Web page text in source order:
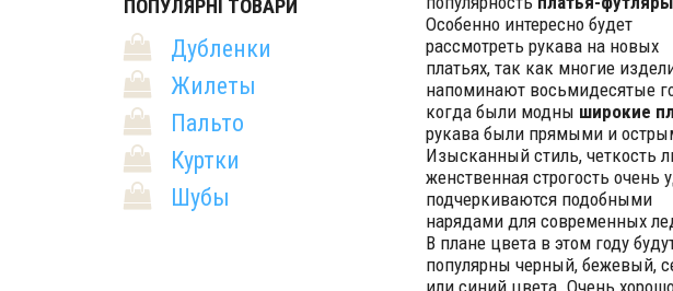
Особенно интересно будет
рассмотреть рукава на новых
платьях, так как многие
напоминают восьмидесятые
когда были модны широкие
рукава были прямыми и
Изысканный стиль, четкость
женственная строгость очень
подчеркиваются подобными
нарядами для современных
В плане цвета в этом году
популярны черный, бежевый,
или синий цвета. Очень
ПОПУЛЯРНІ ТОВАРИ
Дубленки
Жилеты
Пальто
Куртки
Шубы